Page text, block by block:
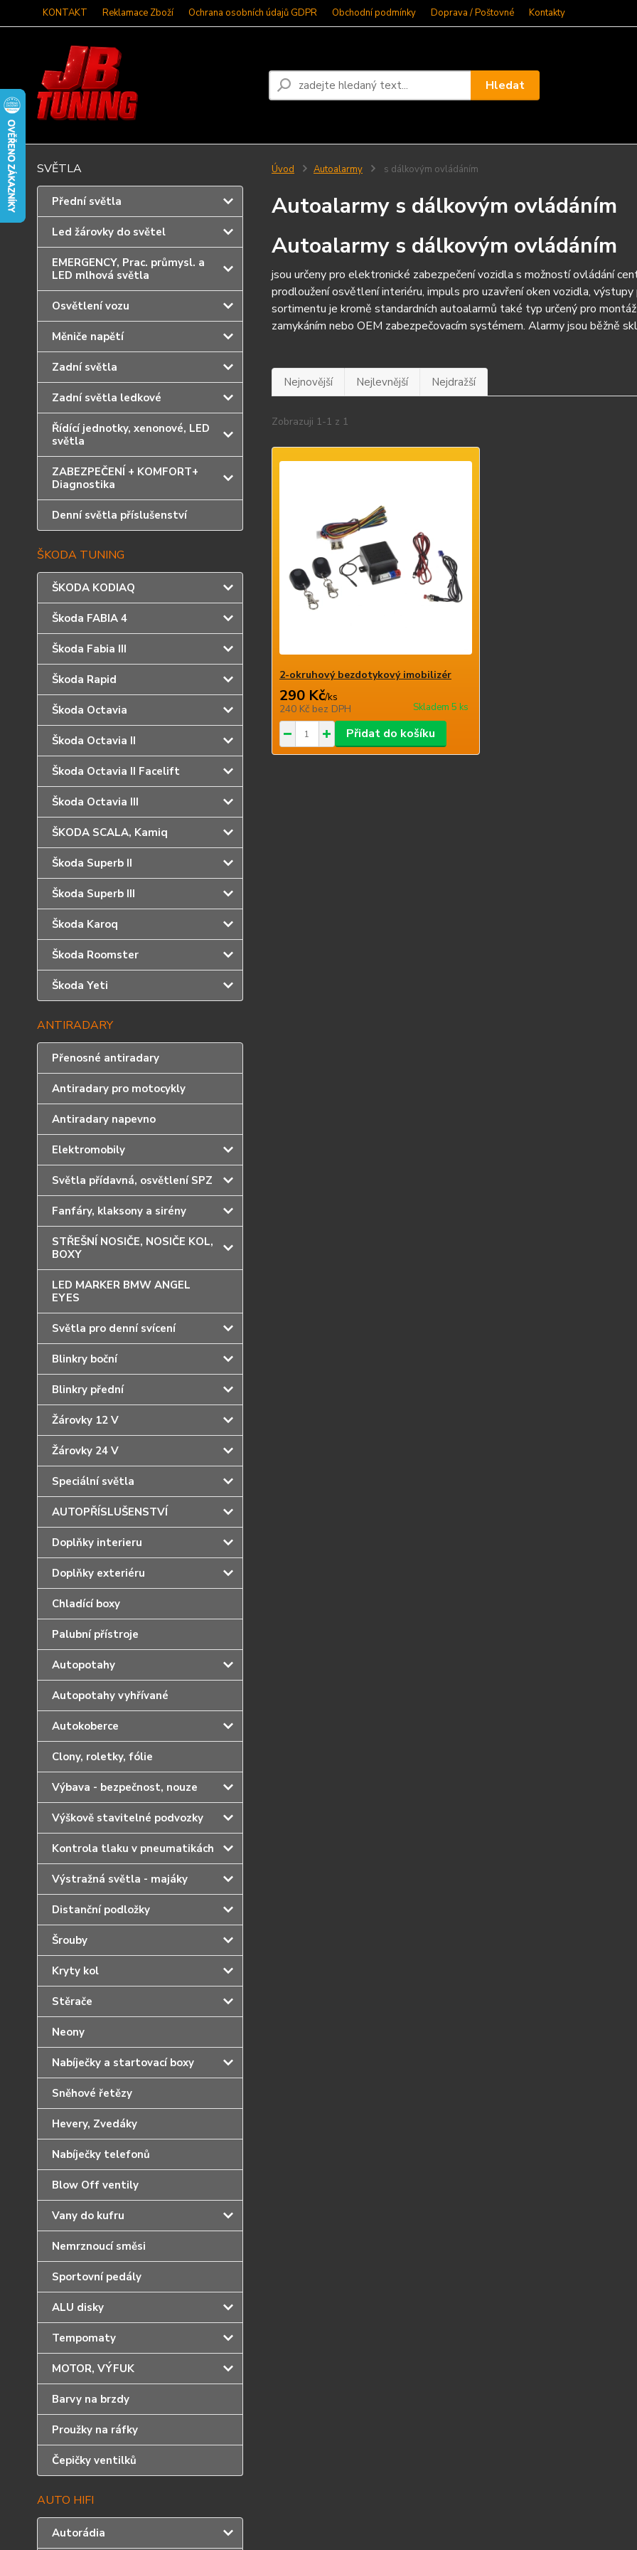
KONTAKT Reklamace Zboží Ochrana osobních údajů GDPR Obchodní podmínky Doprava / Poštovné Kontakty
Hledat
SVĚTLA
Přední světla
Led žárovky do světel
EMERGENCY, Prac. průmysl. a
LED mlhová světla
Osvětlení vozu
Měniče napětí
Zadní světla
Zadní světla ledkové
Řídící jednotky, xenonové, LED
světla
ZABEZPEČENÍ + KOMFORT+
Diagnostika
Denní světla příslušenství
ŠKODA TUNING
ŠKODA KODIAQ
Škoda FABIA 4
Škoda Fabia III
Škoda Rapid
Škoda Octavia
Škoda Octavia II
Škoda Octavia II Facelift
Škoda Octavia III
ŠKODA SCALA, Kamiq
Škoda Superb II
Škoda Superb III
Škoda Karoq
Škoda Roomster
Škoda Yeti
ANTIRADARY
Přenosné antiradary
Antiradary pro motocykly
Antiradary napevno
Elektromobily
Světla přídavná, osvětlení SPZ
Fanfáry, klaksony a sirény
STŘEŠNÍ NOSIČE, NOSIČE KOL,
BOXY
LED MARKER BMW ANGEL
EYES
Světla pro denní svícení
Blinkry boční
Blinkry přední
Žárovky 12 V
Žárovky 24 V
Speciální světla
AUTOPŘÍSLUŠENSTVÍ
Doplňky interieru
Doplňky exteriéru
Chladící boxy
Palubní přístroje
Autopotahy
Autopotahy vyhřívané
Autokoberce
Clony, roletky, fólie
Výbava - bezpečnost, nouze
Výškově stavitelné podvozky
Kontrola tlaku v pneumatikách
Výstražná světla - majáky
Distanční podložky
Šrouby
Kryty kol
Stěrače
Neony
Nabíječky a startovací boxy
Sněhové řetězy
Hevery, Zvedáky
Nabíječky telefonů
Blow Off ventily
Vany do kufru
Nemrznoucí směsi
Sportovní pedály
ALU disky
Tempomaty
MOTOR, VÝFUK
Barvy na brzdy
Proužky na ráfky
Čepičky ventilků
AUTO HIFI
Autorádia
Úvod Autoalarmy s dálkovým ovládáním
Autoalarmy s dálkovým ovládáním
Autoalarmy s dálkovým ovládáním
jsou určeny pro elektronické zabezpečení vozidla s možností ovládání
prodloužení osvětlení interiéru, impuls pro uzavření oken vozidla,
sortimentu je kromě standardních autoalarmů také typ určený pro
zamykáním nebo OEM zabezpečovacím systémem. Alarmy jsou běžně
Nejnovější Nejlevnější Nejdražší
Zobrazuji 1-1 z 1
2-okruhový bezdotykový imobilizér
290 Kč/ks
240 Kč bez DPH Skladem 5 ks
Přidat do košíku